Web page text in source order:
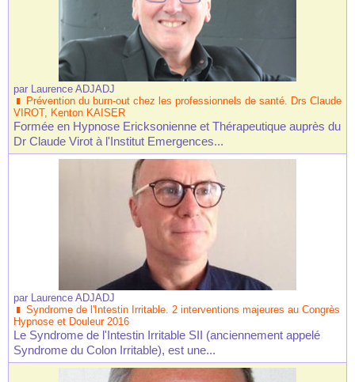
par Laurence ADJADJ
Prévention du burn-out chez les professionnels de santé. Drs Claude
VIROT, Kenton KAISER
Formée en Hypnose Ericksonienne et Thérapeutique auprès du
Dr Claude Virot à l'Institut Emergences...
par Laurence ADJADJ
Syndrome de l'Intestin Irritable. 2 interventions majeures au Congrès
Hypnose et Douleur 2016
Le Syndrome de l'Intestin Irritable SII (anciennement appelé
Syndrome du Colon Irritable), est une...